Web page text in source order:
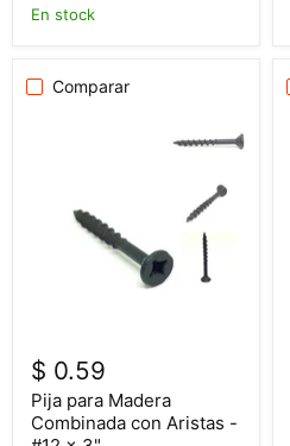
En stock
Comparar
$ 0.59
Pija para Madera
Combinada con Aristas -